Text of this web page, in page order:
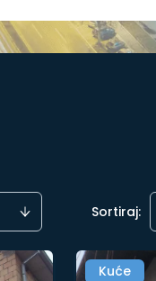
Sortiraj:
Kuće